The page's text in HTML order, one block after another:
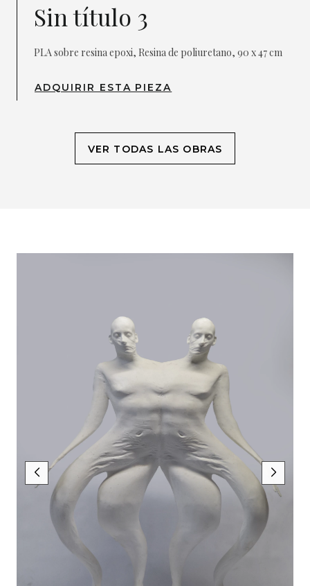
Sin título 3
PLA sobre resina epoxi, Resina de poliuretano, 90 x 47 cm
ADQUIRIR ESTA PIEZA
VER TODAS LAS OBRAS